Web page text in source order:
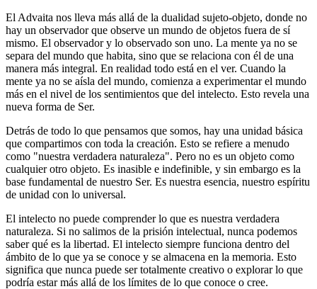
El Advaita nos lleva más allá de la dualidad sujeto-objeto, donde no
hay un observador que observe un mundo de objetos fuera de sí
mismo. El observador y lo observado son uno. La mente ya no se
separa del mundo que habita, sino que se relaciona con él de una
manera más integral. En realidad todo está en el ver. Cuando la
mente ya no se aísla del mundo, comienza a experimentar el mundo
más en el nivel de los sentimientos que del intelecto. Esto revela una
nueva forma de Ser.
Detrás de todo lo que pensamos que somos, hay una unidad básica
que compartimos con toda la creación. Esto se refiere a menudo
como "nuestra verdadera naturaleza". Pero no es un objeto como
cualquier otro objeto. Es inasible e indefinible, y sin embargo es la
base fundamental de nuestro Ser. Es nuestra esencia, nuestro espíritu
de unidad con lo universal.
El intelecto no puede comprender lo que es nuestra verdadera
naturaleza. Si no salimos de la prisión intelectual, nunca podemos
saber qué es la libertad. El intelecto siempre funciona dentro del
ámbito de lo que ya se conoce y se almacena en la memoria. Esto
significa que nunca puede ser totalmente creativo o explorar lo que
podría estar más allá de los límites de lo que conoce o cree.